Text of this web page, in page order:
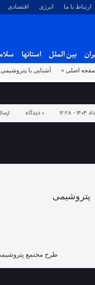
ارتباط با ما انرژی اقتصادی
بین الملل استانها
اصلی » آشنایی با
۰ دیدگاه
طرح مجتمع